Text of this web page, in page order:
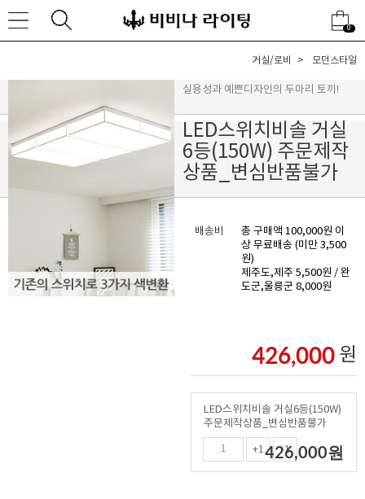
0
거실/로비 모던스타일
실용성과 예쁜디자인의 두마리 토끼!
LED스위치비솔 거실
6등(150W) 주문제작
상품_변심반품불가
배송비
총 구매액 100,000원 이
상 무료배송 (미만 3,500
원)
제주도,제주 5,500원 / 완
도군,울릉군 8,000원
426,000 원
LED스위치비솔 거실6등(150W)
주문제작상품_변심반품불가
+1 -1
426,000원